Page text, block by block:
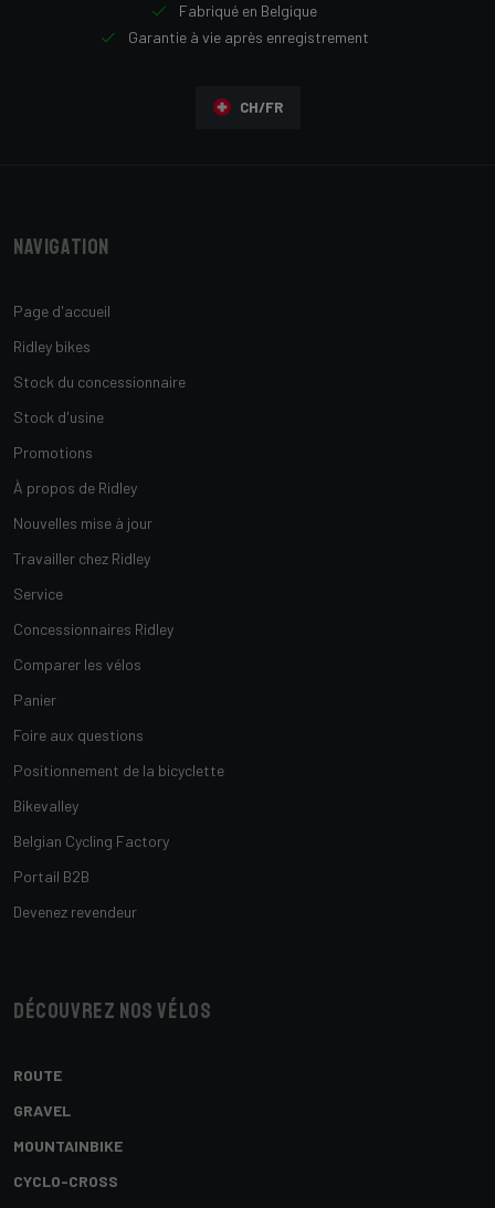
Fabriqué en Belgique
Garantie à vie après enregistrement
CH/FR
Navigation
Page d'accueil
Ridley bikes
Stock du concessionnaire
Stock d'usine
Promotions
À propos de Ridley
Nouvelles mise à jour
Travailler chez Ridley
Service
Concessionnaires Ridley
Comparer les vélos
Panier
Foire aux questions
Positionnement de la bicyclette
Bikevalley
Belgian Cycling Factory
Portail B2B
Devenez revendeur
Découvrez nos vélos
ROUTE
GRAVEL
MOUNTAINBIKE
CYCLO-CROSS